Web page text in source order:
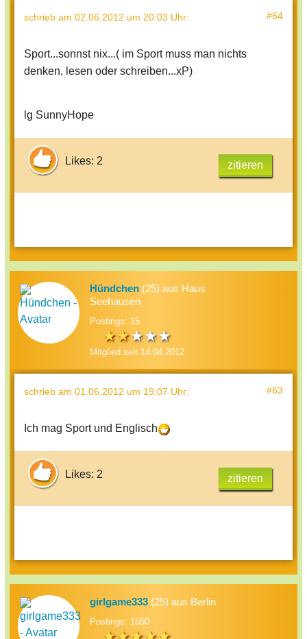
schrieb am 02.06.2012 um 20:03 Uhr: #64
Sport...sonnst nix...( im Sport muss man nichts
denken, lesen oder schreiben...xP)
lg SunnyHope
Likes: 2 zitieren
Hündchen (25) aus Haus
Seehausen
Postings: 15
Mitglied seit 14.04.2012
schrieb am 01.06.2012 um 19:07 Uhr: #63
Ich mag Sport und Englisch
Likes: 2 zitieren
girlgame333 (25) aus Berlin
Postings: 1550